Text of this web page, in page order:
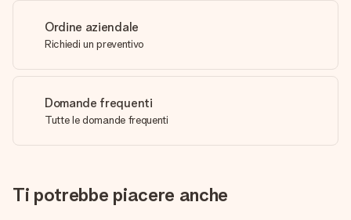
Ordine aziendale
Richiedi un preventivo
Domande frequenti
Tutte le domande frequenti
Ti potrebbe piacere anche